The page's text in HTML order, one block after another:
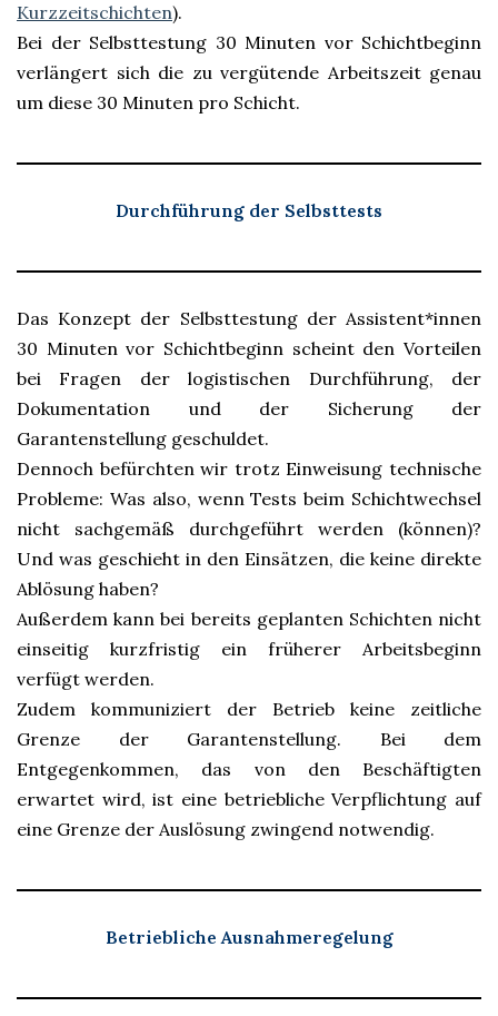
Kurzzeitschichten).
Bei der Selbsttestung 30 Minuten vor Schichtbeginn
verlängert sich die zu vergütende Arbeitszeit genau
um diese 30 Minuten pro Schicht.
Durchführung der Selbsttests
Das Konzept der Selbsttestung der Assistent*innen
30 Minuten vor Schichtbeginn scheint den Vorteilen
bei Fragen der logistischen Durchführung, der
Dokumentation und der Sicherung der
Garantenstellung geschuldet.
Dennoch befürchten wir trotz Einweisung technische
Probleme: Was also, wenn Tests beim Schichtwechsel
nicht sachgemäß durchgeführt werden (können)?
Und was geschieht in den Einsätzen, die keine direkte
Ablösung haben?
Außerdem kann bei bereits geplanten Schichten nicht
einseitig kurzfristig ein früherer Arbeitsbeginn
verfügt werden.
Zudem kommuniziert der Betrieb keine zeitliche
Grenze der Garantenstellung. Bei dem
Entgegenkommen, das von den Beschäftigten
erwartet wird, ist eine betriebliche Verpflichtung auf
eine Grenze der Auslösung zwingend notwendig.
Betriebliche Ausnahmeregelung